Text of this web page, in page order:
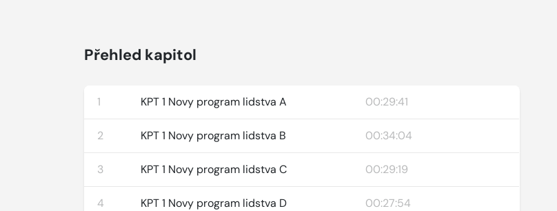
Přehled kapitol
1 KPT 1 Novy program lidstva A 00:29:41
2 KPT 1 Novy program lidstva B 00:34:04
3 KPT 1 Novy program lidstva C 00:29:19
4 KPT 1 Novy program lidstva D 00:27:54